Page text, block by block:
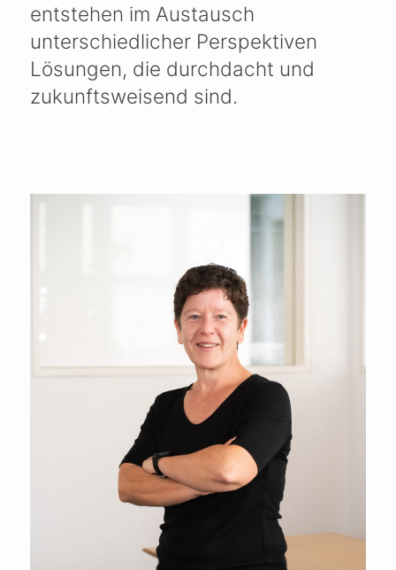
entstehen im Austausch
unterschiedlicher Perspektiven
Lösungen, die durchdacht und
zukunftsweisend sind.